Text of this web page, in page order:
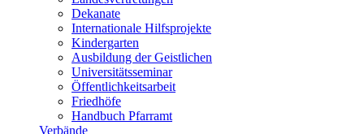
Dekanate
Internationale Hilfsprojekte
Kindergarten
Ausbildung der Geistlichen
Universitätsseminar
Öffentlichkeitsarbeit
Friedhöfe
Handbuch Pfarramt
Verbände